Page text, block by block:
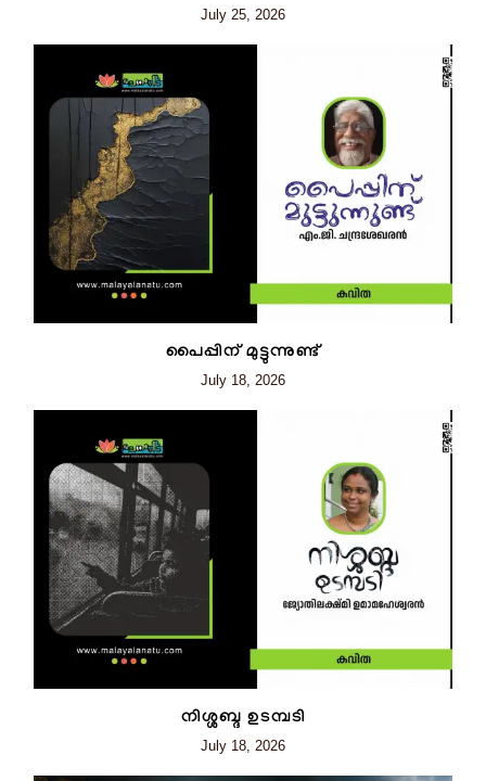
July 25, 2026
പൈപ്പിന് മുട്ടുന്നുണ്ട്
July 18, 2026
നിശ്ശബ്ദ ഉടമ്പടി
July 18, 2026